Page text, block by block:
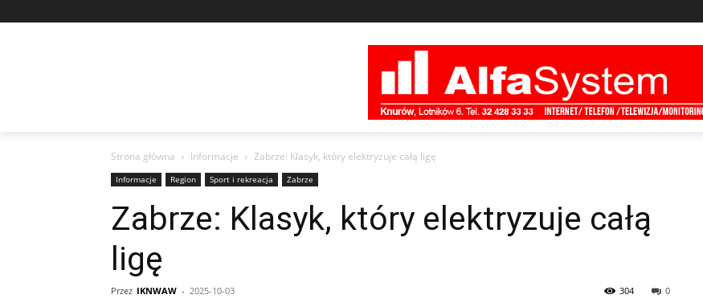
Strona główna Informacje Zabrze: Klasyk, który elektryzuje całą ligę
Informacje Region Sport i rekreacja Zabrze
Zabrze: Klasyk, który elektryzuje całą
ligę
Przez IKNWAW - 2025-10-03 0
304